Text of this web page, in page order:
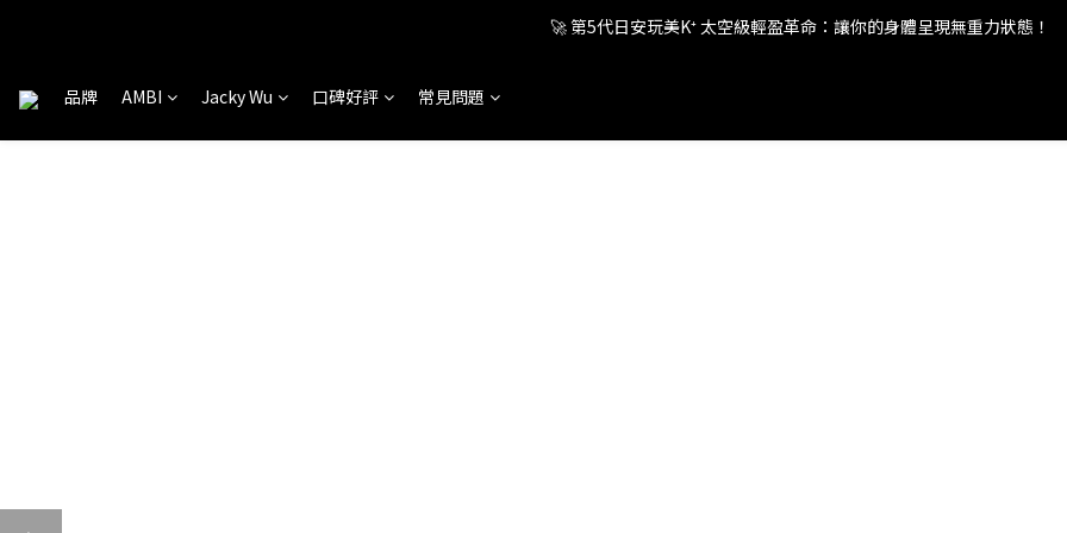
🚀 第5代日安玩美K⁺ 太空級輕盈革命：讓你的身體呈現無重力狀態！
🚀 第5代日安玩美K⁺ 太空級輕盈革命：讓你的身體呈現無重力狀態！
品牌 AMBI Jacky Wu 口碑好評 常見問題